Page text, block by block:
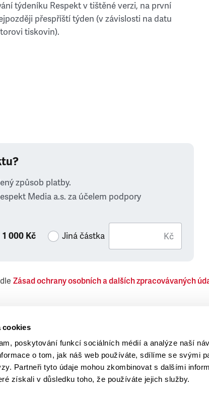
cookies
poskytování funkcí sociálních médií a analýze naší
o tom, jak náš web používáte, sdílíme se svými
Partneři tyto údaje mohou zkombinovat s dalšími
získali v důsledku toho, že používáte jejich služby.
týdeníku Respekt v tištěné verzi, na první
přespříští týden (v závislosti na datu
tiskovin).
způsob platby.
Media a.s. za účelem podpory
1 000 Kč Jiná částka Kč
Zásad ochrany osobních a dalších zpracovávaných